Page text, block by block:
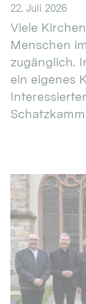
22. Juli 2026
Viele
Menschen
zugänglich.
ein eigenes